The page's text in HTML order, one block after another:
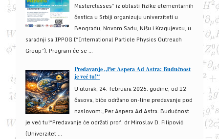
Masterclasses” iz oblasti fizike elementarnih
čestica u Srbiji organizuju univerziteti u
Beogradu, Novom Sadu, Nišu i Kragujevcu, u
saradnji sa IPPOG (“International Particle Physics Outreach
Group”). Program će se ...
Predavanje „Per Aspera Ad Astra: Budućnost
je već tu!“
U utorak, 24. februara 2026. godine, od 12
časova, biće održano on-line predavanje pod
naslovom:„Per Aspera Ad Astra: Budućnost
je već tu!“Predavanje će održati prof. dr Miroslav D. Filipović
(Univerzitet ...